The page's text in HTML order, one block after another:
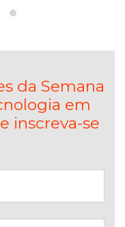
da Semana
em
inscreva-se